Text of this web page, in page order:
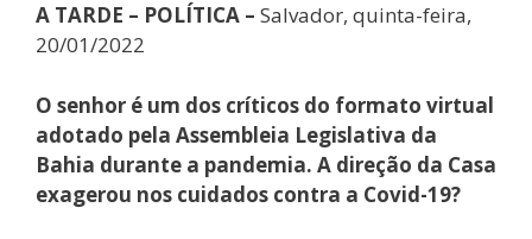
A TARDE – POLÍTICA – Salvador, quinta-feira,
20/01/2022
O senhor é um dos críticos do formato virtual
adotado pela Assembleia Legislativa da
Bahia durante a pandemia. A direção da Casa
exagerou nos cuidados contra a Covid-19?